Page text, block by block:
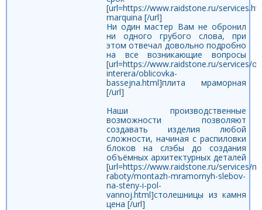
[url=https://www.raidstone.ru/
marquina [/url]
Ни один мастер Вам не обронил
ни одного грубого слова, при
этом отвечал довольно подробно
на все возникающие вопросы
[url=https://www.raidstone.ru/services/
interera/oblicovka-
bassejna.html]плита мраморная
[/url]
Наши производственные
возможности позволяют
создавать изделия любой
сложности, начиная с распиловки
блоков на слэбы до создания
объёмных архитектурных деталей
[url=https://www.raidstone.ru/services/
raboty/montazh-mramornyh-slebov-
na-steny-i-pol-
vannoj.html]столешницы из камня
цена [/url]